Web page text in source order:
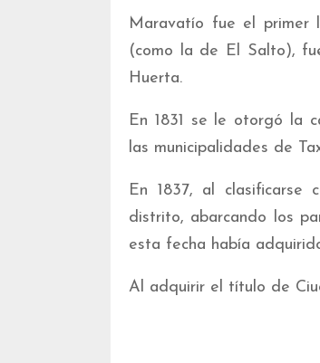
Maravatío fue el primer
(como la de El Salto),
Huerta.
En 1831 se le otorgó la
las municipalidades de
En 1837, al clasificarse
distrito, abarcando los
esta fecha había
Al adquirir el título de